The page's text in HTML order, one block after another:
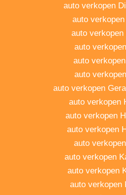
auto verkopen
auto
auto verkopen
auto
auto
auto
auto verkopen
auto verkopen
auto verkopen
auto verkopen
auto
auto verkopen
auto verkopen
auto verkopen